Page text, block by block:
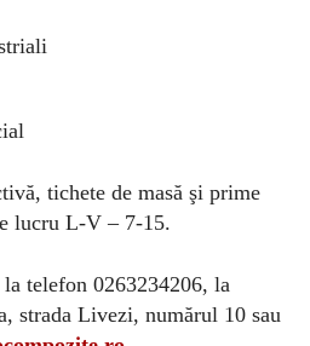
ă, tichete de masă şi prime
lucru L-V – 7-15.
telefon 0263234206, la
strada Livezi, numărul 10 sau